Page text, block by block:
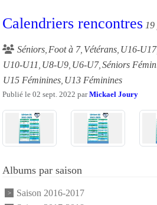
Calendriers rencontres 19
Séniors Foot à 7 Vétérans U16-U17
U10-U11 U8-U9 U6-U7 Séniors
U15 Féminines U13 Féminines
Publié le 02 sept. 2022 parMickael Joury
Albums par saison
Saison 2016-2017